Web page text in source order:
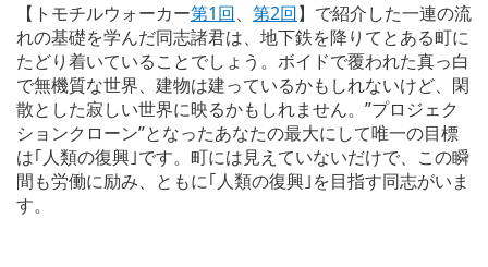
【トモチルウォーカー第1回、 第2回】で紹介した一連の流
れの基礎を学んだ同志諸君は、地下鉄を降りてとある町に
たどり着いていることでしょう。ボイドで覆われた真っ白
で無機質な世界、建物は建っているかもしれないけど、閑
散とした寂しい世界に映るかもしれません。”プロジェク
ションクローン”となったあなたの最大にして唯一の目標
は｢人類の復興｣です。町には見えていないだけで、この瞬
間も労働に励み、ともに｢人類の復興｣を目指す同志がいま
す。